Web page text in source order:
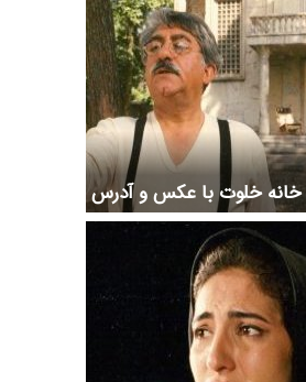
خانه خلوت با عکس و آدرس